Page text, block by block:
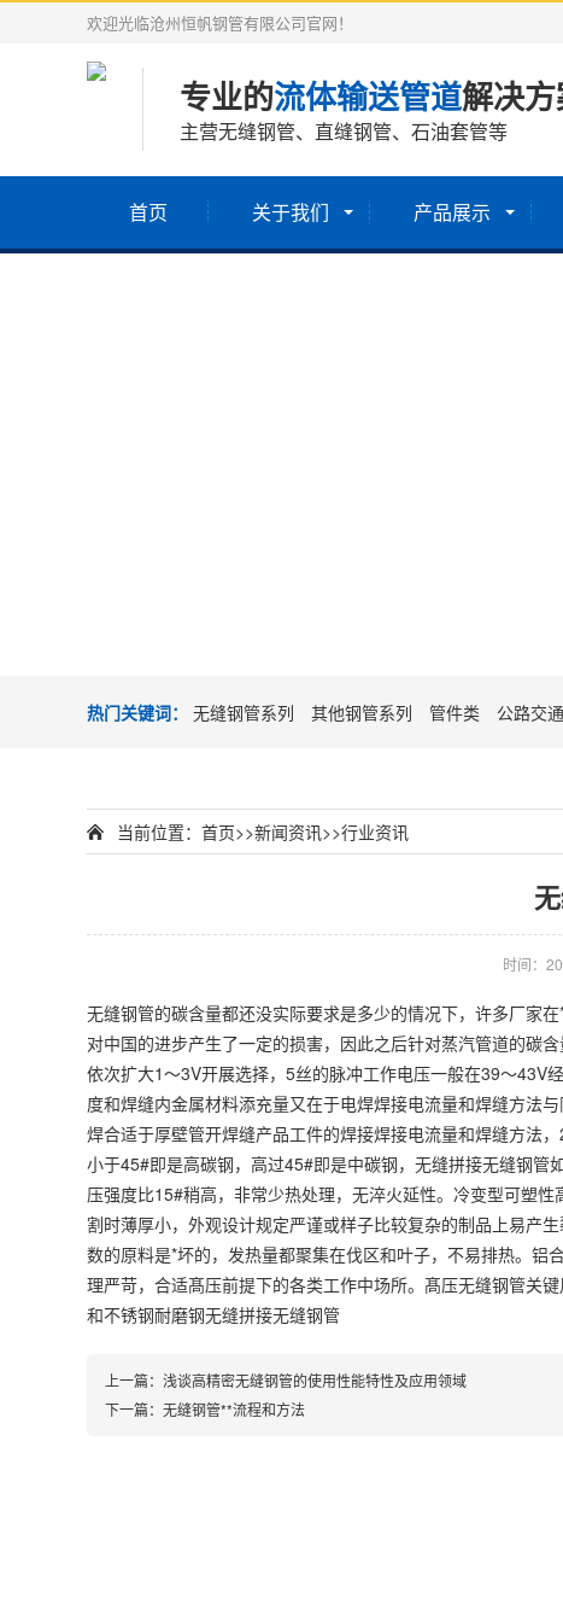
欢迎光临沧州恒帆钢管有限公司官网！
专业的流体输送管道解决
主营无缝钢管、直缝钢管、石油套管等
首页 关于我们 产品展示
热门关键词： 无缝钢管系列 其他钢管系列 管件类 公路交
当前位置： 首页>>新闻资讯>>行业资讯
时间：
无缝钢管的碳含量都还没实际要求是多少的情况下，许多厂家
对中国的进步产生了一定的损害，因此之后针对蒸汽管道的碳
依次扩大1～3V开展选择，5丝的脉冲工作电压一般在39～43V
度和焊缝内金属材料添充量又在于电焊焊接电流量和焊缝方法
焊合适于厚壁管开焊缝产品工件的焊接焊接电流量和焊缝方法
小于45#即是高碳钢，高过45#即是中碳钢，无缝拼接无缝钢
压强度比15#稍高，非常少热处理，无淬火延性。冷变型可塑
割时薄厚小，外观设计规定严谨或样子比较复杂的制品上易产
数的原料是*坏的，发热量都聚集在伐区和叶子，不易排热。
理严苛，合适髙压前提下的各类工作中场所。髙压无缝钢管关
和不锈钢耐磨钢无缝拼接无缝钢管
上一篇： 浅谈高精密无缝钢管的使用性能特性及应用领域
下一篇： 无缝钢管**流程和方法